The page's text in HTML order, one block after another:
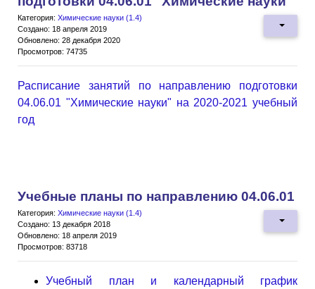
Категория: Химические науки (1.4)
Создано: 18 апреля 2019
Обновлено: 28 декабря 2020
Просмотров: 74735
Расписание занятий по направлению подготовки
04.06.01 "Химические науки" на 2020-2021 учебный
год
Учебные планы по направлению 04.06.01
Категория: Химические науки (1.4)
Создано: 13 декабря 2018
Обновлено: 18 апреля 2019
Просмотров: 83718
Учебный план и календарный график